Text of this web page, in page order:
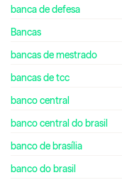
banca de defesa
Bancas
bancas de mestrado
bancas de tcc
banco central
banco central do brasil
banco de brasília
banco do brasil